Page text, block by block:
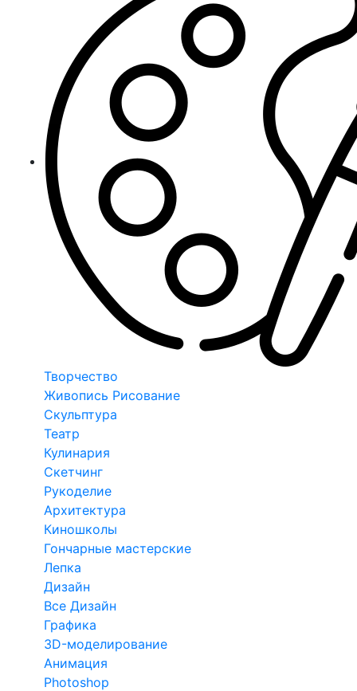
Творчество
Живопись Рисование
Скульптура
Театр
Кулинария
Скетчинг
Рукоделие
Архитектура
Киношколы
Гончарные мастерские
Лепка
Дизайн
Все Дизайн
Графика
3D-моделирование
Анимация
Photoshop